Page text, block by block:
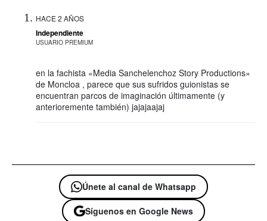
HACE 2 AÑOS
Independiente
USUARIO PREMIUM
en la fachista «Media Sanchelenchoz Story Productions»
de Moncloa , parece que sus sufridos guionistas se
encuentran parcos de imaginación últimamente (y
anterioremente también) jajajaajaj
Únete al canal de Whatsapp
Síguenos en Google News